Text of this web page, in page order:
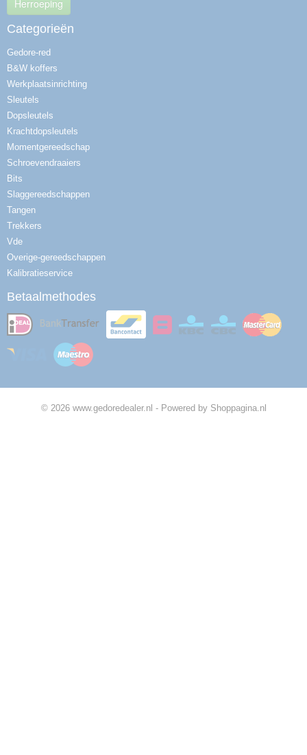
Herroeping
Categorieën
Gedore-red
B&W koffers
Werkplaatsinrichting
Sleutels
Dopsleutels
Krachtdopsleutels
Momentgereedschap
Schroevendraaiers
Bits
Slaggereedschappen
Tangen
Trekkers
Vde
Overige-gereedschappen
Kalibratieservice
Betaalmethodes
© 2026 www.gedoredealer.nl - Powered by Shoppagina.nl